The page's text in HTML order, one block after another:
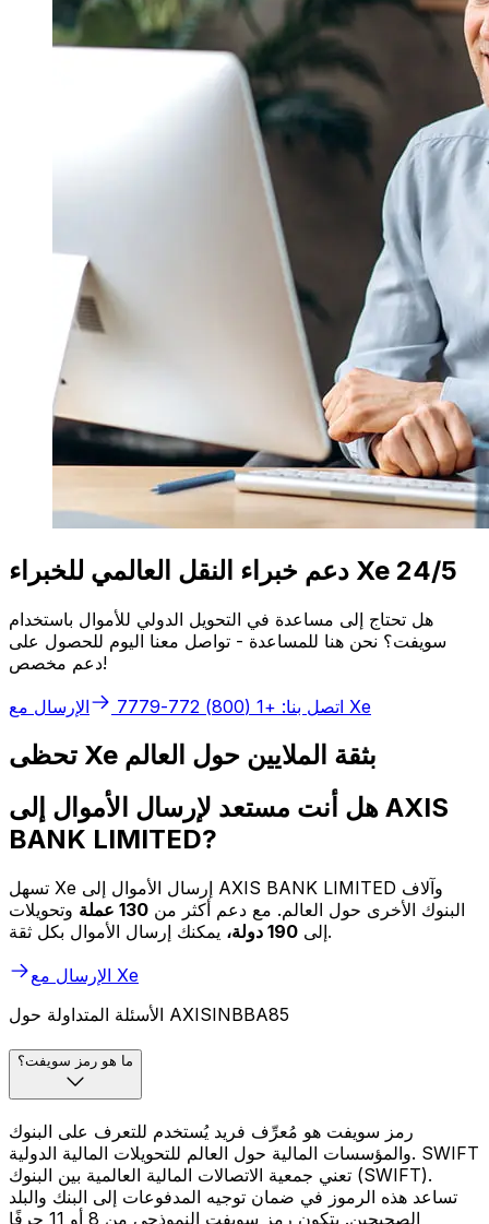
دعم خبراء النقل العالمي للخبراء Xe 24/5
هل تحتاج إلى مساعدة في التحويل الدولي للأموال باستخدام
سويفت؟ نحن هنا للمساعدة - تواصل معنا اليوم للحصول على
دعم مخصص!
اتصل بنا: +1 (800) 772-7779 الإرسال مع Xe
تحظى Xe بثقة الملايين حول العالم
هل أنت مستعد لإرسال الأموال إلى AXIS
BANK LIMITED?
تسهل Xe إرسال الأموال إلى AXIS BANK LIMITED وآلاف
البنوك الأخرى حول العالم. مع دعم أكثر من 130 عملة
وتحويلات
إلى 190 دولة،
يمكنك إرسال الأموال بكل ثقة.
الإرسال مع Xe
الأسئلة المتداولة حول AXISINBBA85
ما هو رمز سويفت؟
رمز سويفت هو مُعرِّف فريد يُستخدم للتعرف على البنوك
والمؤسسات المالية حول العالم للتحويلات المالية الدولية. SWIFT
تعني جمعية الاتصالات المالية العالمية بين البنوك (SWIFT).
تساعد هذه الرموز في ضمان توجيه المدفوعات إلى البنك والبلد
الصحيحين. يتكون رمز سويفت النموذجي من 8 أو 11 حرفًا